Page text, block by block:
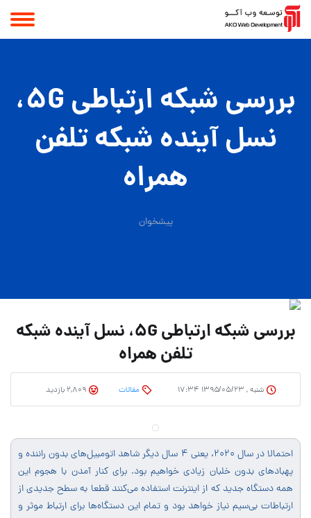
بررسی شبکه ارتباطی 5G،
نسل آینده شبکه تلفن
همراه
پیشخوان
بررسی شبکه ارتباطی 5G، نسل آینده شبکه
تلفن همراه
شنبه , ۱۳۹۵/۰۵/۲۳ ۱۷:۳۴ مقالات
احتمالا در سال 2020، یعنی 4 سال دیگر شاهد اتومبیل‌های بدون راننده و
پهبادهای بدون خلبان زیادی خواهیم بود. برای کنار آمدن با هجوم این
همه دستگاه جدید که از اینترنت استفاده می‌کنند قطعا به سطح جدیدی از
ارتباطات بی‌سیم نیاز خواهد بود و تمام این دستگاه‌ها برای ارتباط موثر و